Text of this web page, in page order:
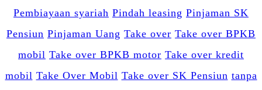
Pembiayaan syariah Pindah leasing Pinjaman SK
Pensiun Pinjaman Uang Take over Take over BPKB
mobil Take over BPKB motor Take over kredit
mobil Take Over Mobil Take over SK Pensiun tanpa